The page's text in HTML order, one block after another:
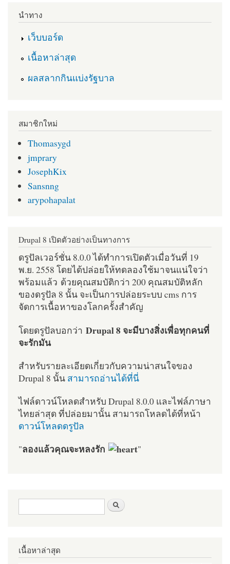
นำทาง
เว็บบอร์ด
เนื้อหาล่าสุด
ผลสลากกินแบ่งรัฐบาล
สมาชิกใหม่
Thomasygd
jmprary
JosephKix
Sansnng
arypohapalat
Drupal 8 เปิดตัวอย่างเป็นทางการ
ดรูปัลเวอร์ชั่น 8.0.0 ได้ทำการเปิดตัวเมื่อวันที่ 19
พ.ย. 2558 โดยได้ปล่อยให้ทดลองใช้มาจนแน่ใจว่า
พร้อมแล้ว ด้วยคุณสมบัติกว่า 200 คุณสมบัติหลัก
ของดรูปัล 8 นั้น จะเป็นการปล่อยระบบ cms การ
จัดการเนื้อหาของโลกครั้งสำคัญ
โดยดรูปัลบอกว่า Drupal 8 จะมีบางสิ่งเพื่อทุกคนที่
จะรักมัน
สำหรับรายละเอียดเกี่ยวกับความน่าสนใจของ
Drupal 8 นั้น สามารถอ่านได้ที่นี่
ไฟล์ดาวน์โหลดสำหรับ Drupal 8.0.0 และไฟล์ภาษา
ไทยล่าสุด ที่ปล่อยมานั้น สามารถโหลดได้ที่หน้า
ดาวน์โหลดดรูปัล
"ลองแล้วคุณจะหลงรัก "
ฟอร์มค้นหา
เนื้อหาล่าสุด